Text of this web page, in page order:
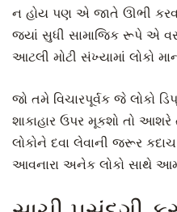
ન હોય પણ એ જાતે ઊભી
જ્યાં સુધી સામાજિક રૂપે એ
આટલી મોટી સંખ્યામાં લોકો
જો તમે વિચારપૂર્વક જે લોકો
શાકાહાર ઉપર મૂકશો તો
લોકોને દવા લેવાની જરૂર
આવનારા અનેક લોકો સાથે